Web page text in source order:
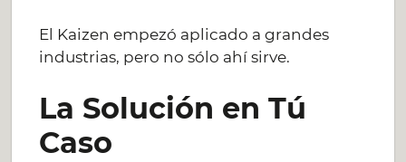
El Kaizen empezó aplicado a grandes
industrias, pero no sólo ahí sirve.
La Solución en Tú
Caso